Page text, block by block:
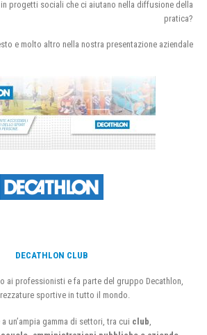
progetti sociali che ci aiutano nella diffusione della
pratica?
e molto altro nella nostra presentazione aziendale
DECATHLON CLUB
ai professionisti e fa parte del gruppo Decathlon,
sportive in tutto il mondo.
un’ampia gamma di settori, tra cui club